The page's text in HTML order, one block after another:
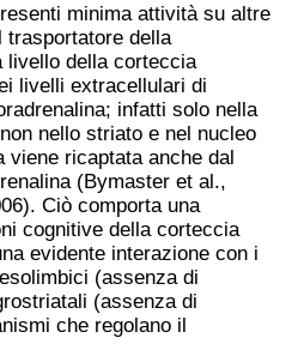
minima attività su altre
trasportatore della
livello della corteccia
livelli extracellulari di
infatti solo nella
nello striato e nel nucleo
viene ricaptata anche dal
(Bymaster et al.,
Ciò comporta una
cognitive della corteccia
evidente interazione con i
(assenza di
(assenza di
che regolano il